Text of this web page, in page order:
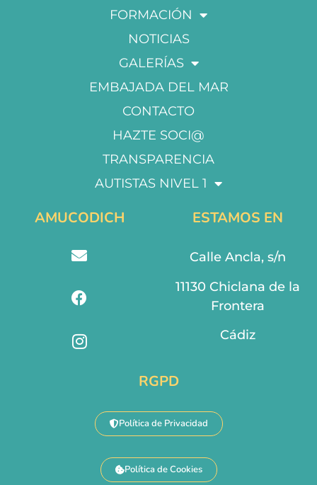
FORMACIÓN
NOTICIAS
GALERÍAS
EMBAJADA DEL MAR
CONTACTO
HAZTE SOCI@
TRANSPARENCIA
AUTISTAS NIVEL 1
AMUCODICH ESTAMOS EN
Calle Ancla, s/n
11130 Chiclana de la
Frontera
Cádiz
RGPD
Política de Privacidad
Política de Cookies